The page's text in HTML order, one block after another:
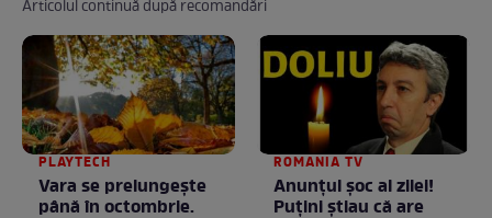
Articolul continuă după recomandări
PLAYTECH
Vara se prelungeşte
până în octombrie.
ROMANIA TV
Anunţul şoc al zilei!
Puţini ştiau că are